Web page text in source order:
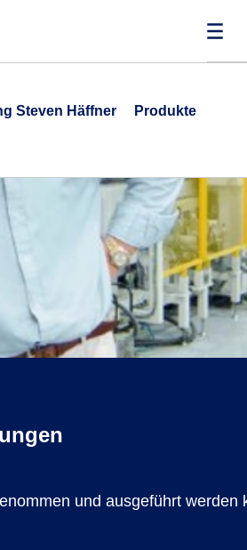
Steven Häffner Produkte
und ausgeführt werden